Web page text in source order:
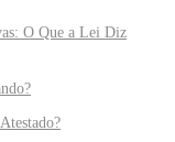
O Que a Lei Diz